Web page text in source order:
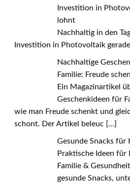
Investition in
lohnt
Nachhaltig in den
Investition in Photovoltaik
Nachhaltige
Familie: Freude
Ein Magazinartikel
Geschenkideen für
wie man Freude schenkt und
schont. Der Artikel beleuc […]
Gesunde Snacks für
Praktische Ideen für
Familie &
gesunde Snacks,